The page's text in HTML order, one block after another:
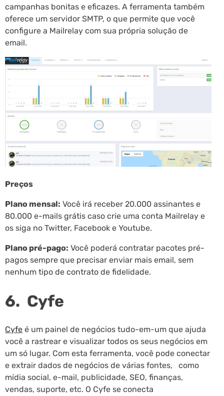
campanhas bonitas e eficazes. A ferramenta também
oferece um servidor SMTP, o que permite que você
configure a Mailrelay com sua própria solução de
email.
Preços
Plano mensal: Você irá receber 20.000 assinantes e
80.000 e-mails grátis caso crie uma conta Mailrelay e
os siga no Twitter, Facebook e Youtube.
Plano pré-pago: Você poderá contratar pacotes pré-
pagos sempre que precisar enviar mais email, sem
nenhum tipo de contrato de fidelidade.
6. Cyfe
Cyfe é um painel de negócios tudo-em-um que ajuda
você a rastrear e visualizar todos os seus negócios em
um só lugar. Com esta ferramenta, você pode conectar
e extrair dados de negócios de várias fontes, como
mídia social, e-mail, publicidade, SEO, finanças,
vendas, suporte, etc. O Cyfe se conecta